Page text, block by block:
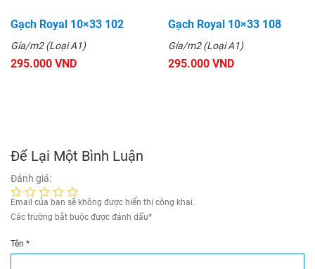
Gạch Royal 10×33 102
Gía/m2 (Loại A1)
295.000 VND
Gạch Royal 10×33 108
Gía/m2 (Loại A1)
295.000 VND
Để Lại Một Bình Luận
Đánh giá:
Email của bạn sẽ không được hiển thị công khai.
Các trường bắt buộc được đánh dấu*
Tên *